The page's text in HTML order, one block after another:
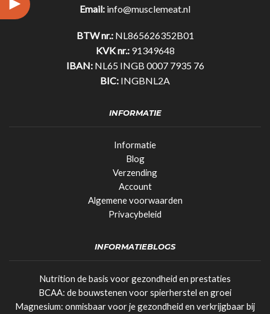
Email: info@musclemeat.nl
BTW nr.:NL865626352B01
KVK nr.:91349648
IBAN:NL65 INGB 0007 7935 76
BIC: INGBNL2A
INFORMATIE
Informatie
Blog
Verzending
Account
Algemene voorwaarden
Privacybeleid
INFORMATIEBLOGS
Nutrition de basis voor gezondheid en prestaties
BCAA: de bouwstenen voor spierherstel en groei
Magnesium: onmisbaar voor je gezondheid en verkrijgbaar bij